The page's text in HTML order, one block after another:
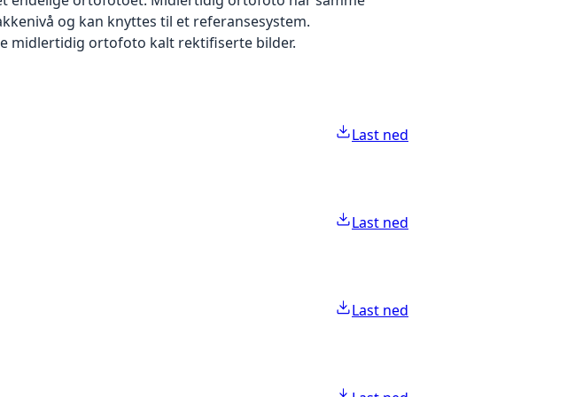
og kan knyttes til et referansesystem.
midlertidig ortofoto kalt rektifiserte bilder.
Last ned
Last ned
Last ned